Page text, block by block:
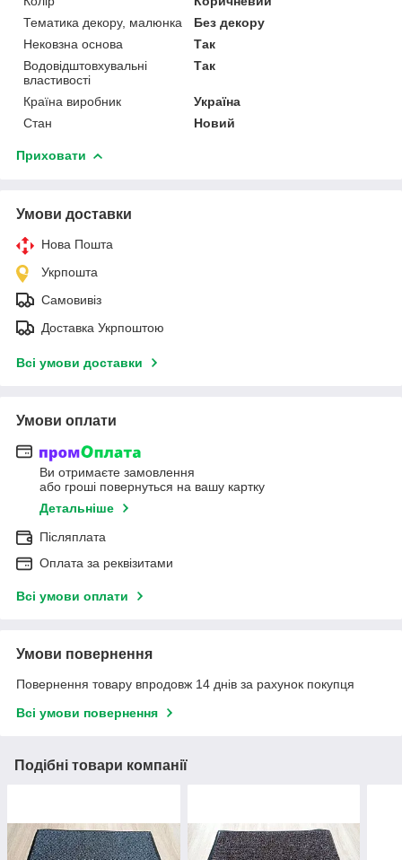
Тематика декору, малюнка
Без декору
Нековзна основа
Так
Водовідштовхувальні
властивості
Так
Країна виробник
Україна
Стан
Новий
Приховати
Умови доставки
Нова Пошта
Укрпошта
Самовивіз
Доставка Укрпоштою
Всі умови доставки
Умови оплати
Ви отримаєте замовлення
або гроші повернуться на вашу картку
Детальніше
Післяплата
Оплата за реквізитами
Всі умови оплати
Умови повернення
Повернення товару впродовж 14 днів за рахунок покупця
Всі умови повернення
Подібні товари компанії